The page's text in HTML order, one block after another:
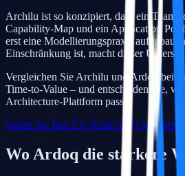
Archilu ist so konzipiert, dass ein Team
Capability-Map und ein Application
erst eine Modellierungspraxis
Einschränkung ist, macht dieser
Vergleichen Sie Archilu und Ardoq bei
Time-to-Value – und entscheiden Sie,
Architecture-Plattform passt.
Sehen Sie Ihre EA-Reife in 10 Minuten
Wo Ardoq die stärkere